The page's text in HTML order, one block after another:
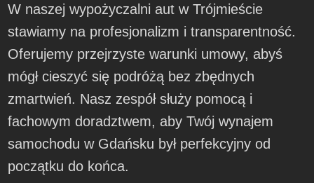
W naszej wypożyczalni aut w Trójmieście
stawiamy na profesjonalizm i transparentność.
Oferujemy przejrzyste warunki umowy, abyś
mógł cieszyć się podróżą bez zbędnych
zmartwień. Nasz zespół służy pomocą i
fachowym doradztwem, aby Twój wynajem
samochodu w Gdańsku był perfekcyjny od
początku do końca.